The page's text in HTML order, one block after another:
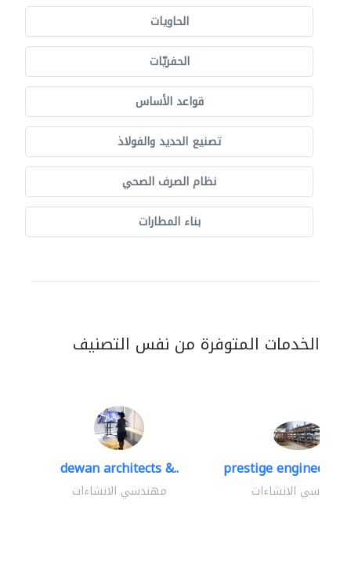
الحاويات
الحفريّات
قواعد الأساس
تصنيع الحديد والفولاذ
نظام الصرف الصحي
بناء المطارات
الخدمات المتوفرة من نفس التصنيف
dewan architects &..
مهندسي الانشاءات
prestige
مهندسي الانشاءات